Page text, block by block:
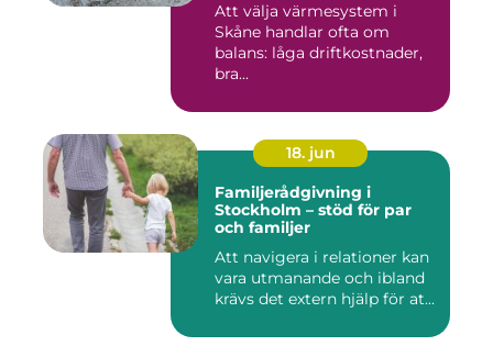
Att välja värmesystem i
Skåne handlar ofta om
balans: låga driftkostnader,
bra...
18. jun
Familjerådgivning i
Stockholm – stöd för par
och familjer
Att navigera i relationer kan
vara utmanande och ibland
krävs det extern hjälp för at...